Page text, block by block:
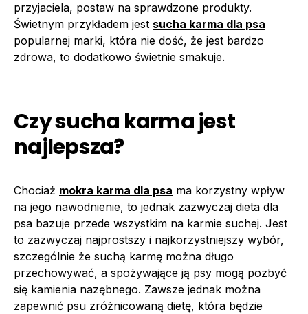
przyjaciela, postaw na sprawdzone produkty.
Świetnym przykładem jest sucha karma dla psa
popularnej marki, która nie dość, że jest bardzo
zdrowa, to dodatkowo świetnie smakuje.
Czy sucha karma jest
najlepsza?
Chociaż mokra karma dla psa ma korzystny wpływ
na jego nawodnienie, to jednak zazwyczaj dieta dla
psa bazuje przede wszystkim na karmie suchej. Jest
to zazwyczaj najprostszy i najkorzystniejszy wybór,
szczególnie że suchą karmę można długo
przechowywać, a spożywające ją psy mogą pozbyć
się kamienia nazębnego. Zawsze jednak można
zapewnić psu zróżnicowaną dietę, która będzie